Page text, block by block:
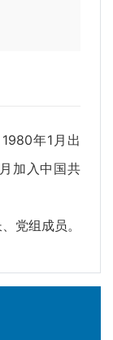
年1月出
加入中国共
党组成员。